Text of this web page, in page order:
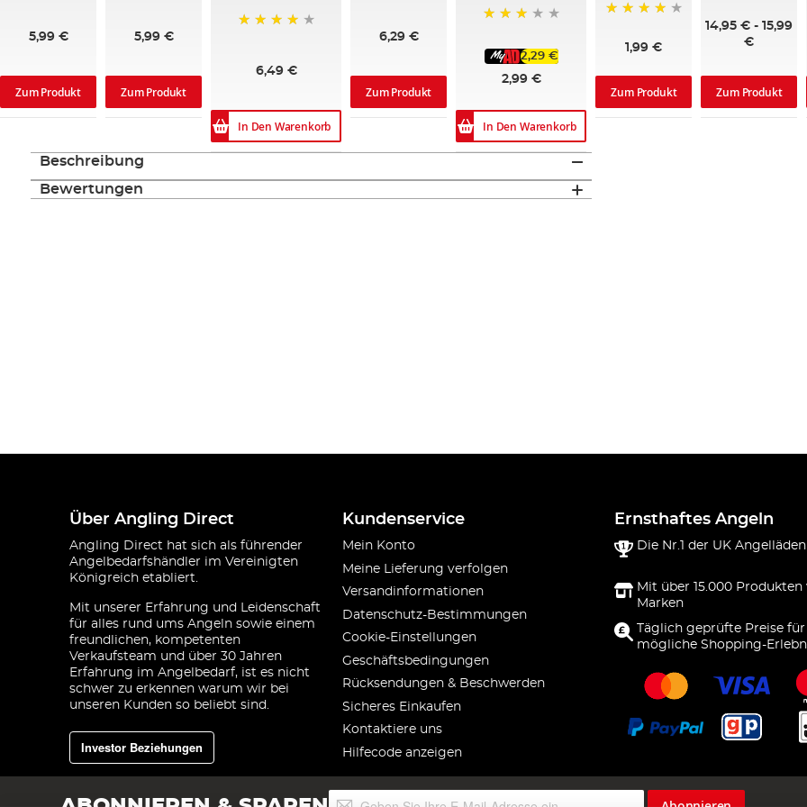
5,99 €
Zum Produkt
5,99 €
Zum Produkt
6,49 €
In Den Warenkorb
6,29 €
Zum Produkt
2,29 €
2,99 €
In Den Warenkorb
1,99 €
Zum Produkt
14,95 € -15,99
€
Zum Produkt
Beschreibung
Bewertungen
Über Angling Direct
Angling Direct hat sich als führender
Angelbedarfshändler im Vereinigten
Königreich etabliert.
Mit unserer Erfahrung und Leidenschaft
für alles rund ums Angeln sowie einem
freundlichen, kompetenten
Verkaufsteam und über 30 Jahren
Erfahrung im Angelbedarf, ist es nicht
schwer zu erkennen warum wir bei
unseren Kunden so beliebt sind.
Investor Beziehungen
Kundenservice
Mein Konto
Meine Lieferung verfolgen
Versandinformationen
Datenschutz-Bestimmungen
Cookie-Einstellungen
Geschäftsbedingungen
Rücksendungen & Beschwerden
Sicheres Einkaufen
Kontaktiere uns
Hilfecode anzeigen
Ernsthaftes Angeln
Die Nr.1 der UK
Mit über 15.000 Produkten
Marken
Täglich geprüfte Preise
mögliche Shopping-